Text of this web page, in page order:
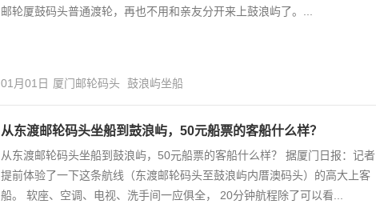
邮轮厦鼓码头普通渡轮，再也不用和亲友分开来上鼓浪屿了。...
01月01日 厦门邮轮码头 鼓浪屿坐船
从东渡邮轮码头坐船到鼓浪屿，50元船票的客船什么样？
从东渡邮轮码头坐船到鼓浪屿，50元船票的客船什么样？ 据厦门日报：记者
提前体验了一下这条航线（东渡邮轮码头至鼓浪屿内厝澳码头）的高大上客
船。 软座、空调、电视、洗手间一应俱全， 20分钟航程除了可以看...